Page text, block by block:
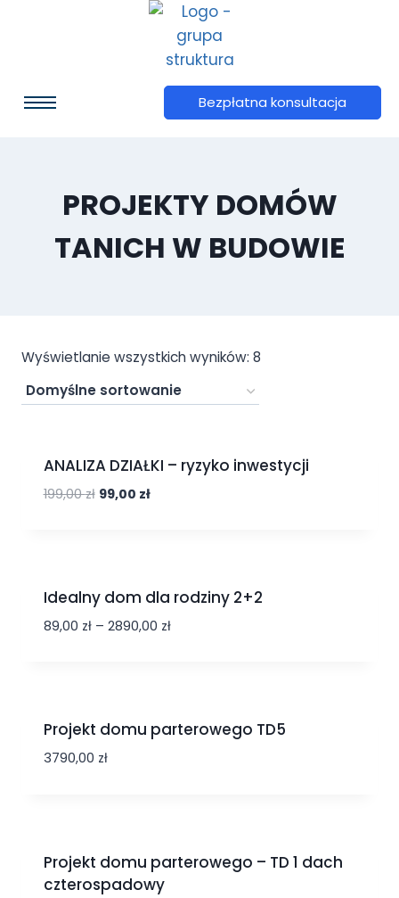
Bezpłatna konsultacja
PROJEKTY DOMÓW
TANICH W BUDOWIE
Wyświetlanie wszystkich wyników: 8
ANALIZA DZIAŁKI – ryzyko inwestycji
199,00zł 99,00 zł
Idealny dom dla rodziny 2+2
89,00 zł– 2890,00 zł
Projekt domu parterowego TD5
3790,00 zł
Projekt domu parterowego – TD 1 dach
czterospadowy